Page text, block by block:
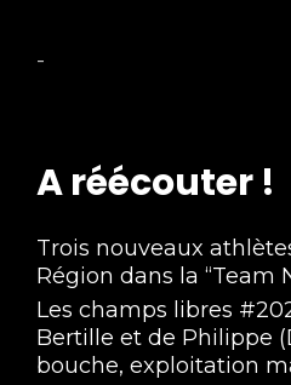
-
A réécouter !
Trois nouveaux
Région dans la “Team
Les champs libres
Bertille et de Philippe
bouche, exploitation